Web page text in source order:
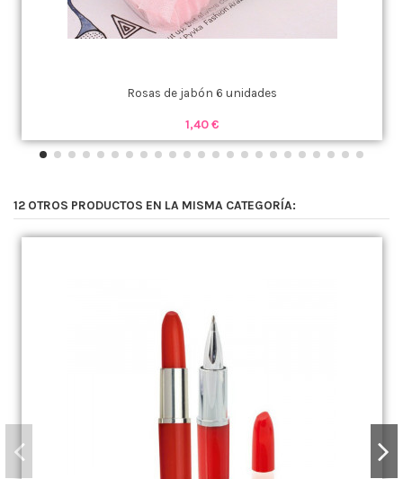
Rosas de jabón 6 unidades
1,40 €
12 OTROS PRODUCTOS EN LA MISMA CATEGORÍA: